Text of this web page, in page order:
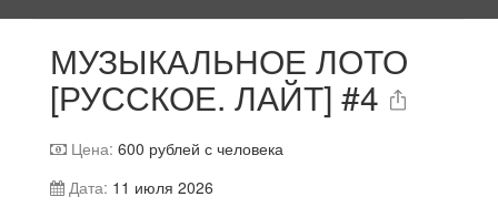
МУЗЫКАЛЬНОЕ ЛОТО
[РУССКОЕ. ЛАЙТ] #4
Цена: 600 рублей с человека
Дата: 11 июля 2026